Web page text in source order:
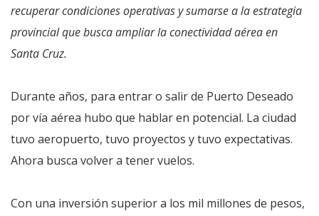
recuperar condiciones operativas y sumarse a la estrategia
provincial que busca ampliar la conectividad aérea en
Santa Cruz.
Durante años, para entrar o salir de Puerto Deseado
por vía aérea hubo que hablar en potencial. La ciudad
tuvo aeropuerto, tuvo proyectos y tuvo expectativas.
Ahora busca volver a tener vuelos.
Con una inversión superior a los mil millones de pesos,